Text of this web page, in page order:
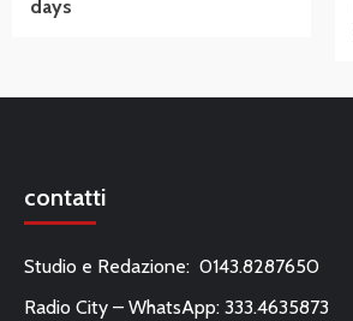
days
contatti
Studio e Redazione: 0143.8287650
Radio City – WhatsApp: 333.4635873